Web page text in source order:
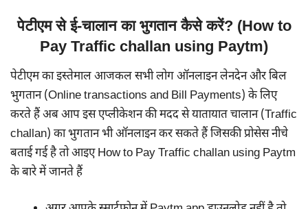
पेटीएम से ई-चालान का भुगतान कैसे करें? (How to
Pay Traffic challan using Paytm)
पेटीएम का इस्तेमाल आजकल सभी लोग ऑनलाइन लेनदेन और बिल
भुगतान (Online transactions and Bill Payments) के लिए
करते हैं अब आप इस एप्लीकेशन की मदद से यातायात चालान (Traffic
challan) का भुगतान भी ऑनलाइन कर सकते हैं जिसकी प्रोसेस नीचे
बताई गई है तो आइए How to Pay Traffic challan using Paytm
के बारे में जानते हैं